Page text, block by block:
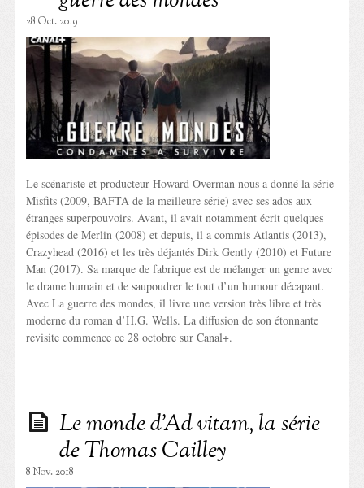
28 Oct. 2019
Le scénariste et producteur Howard Overman nous a donné la série
Misfits (2009, BAFTA de la meilleure série) avec ses ados aux
étranges superpouvoirs. Avant, il avait notamment écrit quelques
épisodes de Merlin (2008) et depuis, il a commis Atlantis (2013),
Crazyhead (2016) et les très déjantés Dirk Gently (2010) et Future
Man (2017). Sa marque de fabrique est de mélanger un genre avec
le drame humain et de saupoudrer le tout d’un humour décapant.
Avec La guerre des mondes, il livre une version très libre et très
moderne du roman d’H.G. Wells. La diffusion de son étonnante
revisite commence ce 28 octobre sur Canal+.
Le monde d’Ad vitam, la série
de Thomas Cailley
8 Nov. 2018